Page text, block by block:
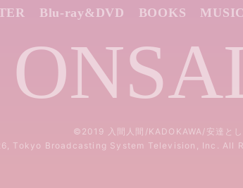
Blu-ray&DVD BOOKS MUSIC
©2019 入間人間/KADOKAWA/安達と
Tokyo Broadcasting System Television, Inc. All